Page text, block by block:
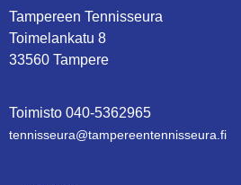
Tampereen Tennisseura
Toimelankatu 8
33560 Tampere
Toimisto 040-5362965
tennisseura@tampe­reen­ten­nis­seu­ra.fi